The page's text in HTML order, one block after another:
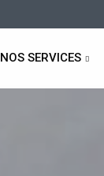
NOS SERVICES